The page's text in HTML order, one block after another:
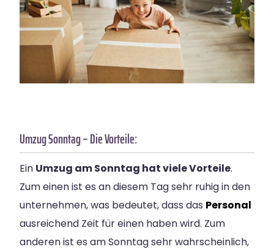
Umzug Sonntag – Die Vorteile:
Ein Umzug am Sonntag hat viele Vorteile.
Zum einen ist es an diesem Tag sehr ruhig in den
unternehmen, was bedeutet, dass das Personal
ausreichend Zeit für einen haben wird. Zum
anderen ist es am Sonntag sehr wahrscheinlich,